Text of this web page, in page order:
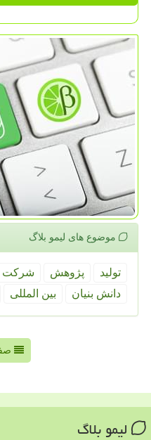
موضوع های لیمو بلاگ
تولید پژوهش شركت
دانش بنیان
بین المللی
لیمو بلاگ